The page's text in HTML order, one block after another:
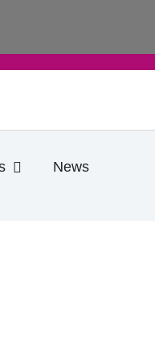
Öffne Praktische Infos
News